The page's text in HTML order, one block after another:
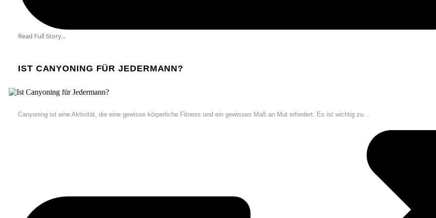
Read Full Story...
IST CANYONING FÜR JEDERMANN?
Canyoning ist eine Aktivität, die eine gewisse körperliche Fitness und ein gewisses Maß an Mut erfordert. Es ist wichtig zu...